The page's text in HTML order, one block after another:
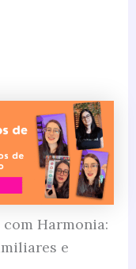
Harmonia:
e